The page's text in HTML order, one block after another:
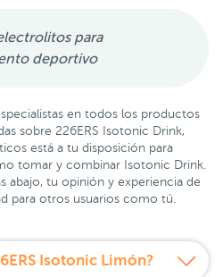
para
deportivo
en todos los productos
sobre 226ERS Isotonic Drink,
está a tu disposición para
tomar y combinar Isotonic Drink.
abajo, tu opinión y experiencia de
para otros usuarios como tú.
Isotonic Limón?